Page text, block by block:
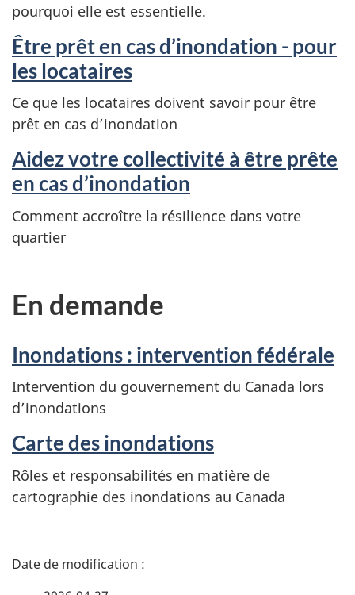
pourquoi elle est essentielle.
Être prêt en cas d’inondation - pour
les locataires
Ce que les locataires doivent savoir pour être
prêt en cas d’inondation
Aidez votre collectivité à être prête
en cas d’inondation
Comment accroître la résilience dans votre
quartier
En demande
Inondations : intervention fédérale
Intervention du gouvernement du Canada lors
d’inondations
Carte des inondations
Rôles et responsabilités en matière de
cartographie des inondations au Canada
D